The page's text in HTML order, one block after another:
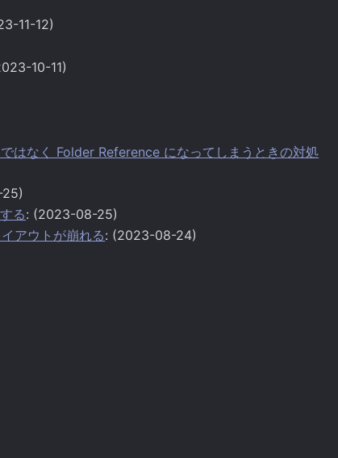
11-12)
10-11)
なく Folder Reference になってしまうときの対処
る: (2023-08-25)
アウトが崩れる: (2023-08-24)